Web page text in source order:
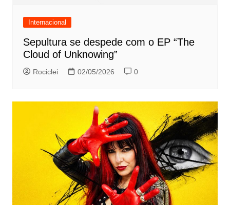
Internacional
Sepultura se despede com o EP “The
Cloud of Unknowing”
Rociclei 02/05/2026 0